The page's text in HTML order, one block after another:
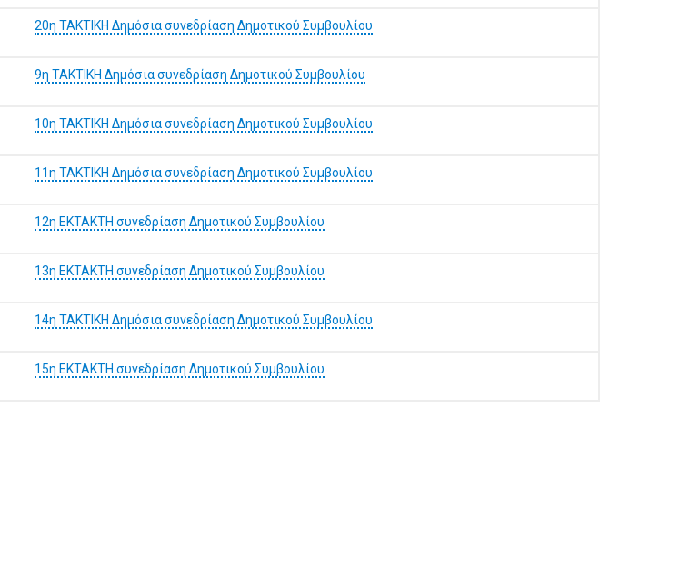
20η ΤΑΚΤΙΚΗ Δημόσια συνεδρίαση Δημοτικού Συμβουλίου
9η ΤΑΚΤΙΚΗ Δημόσια συνεδρίαση Δημοτικού Συμβουλίου
10η ΤΑΚΤΙΚΗ Δημόσια συνεδρίαση Δημοτικού Συμβουλίου
11η ΤΑΚΤΙΚΗ Δημόσια συνεδρίαση Δημοτικού Συμβουλίου
12η ΕΚΤΑΚΤΗ συνεδρίαση Δημοτικού Συμβουλίου
13η ΕΚΤΑΚΤΗ συνεδρίαση Δημοτικού Συμβουλίου
14η ΤΑΚΤΙΚΗ Δημόσια συνεδρίαση Δημοτικού Συμβουλίου
15η ΕΚΤΑΚΤΗ συνεδρίαση Δημοτικού Συμβουλίου